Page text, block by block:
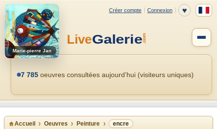
Marie-pierre Jan
7 785 oeuvres consultées aujourd’hui (visiteurs uniques)
Accueil Oeuvres Peinture encre